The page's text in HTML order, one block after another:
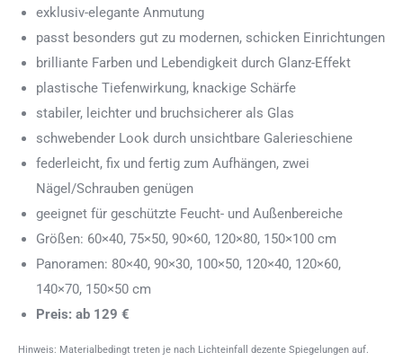
exklusiv-elegante Anmutung
passt besonders gut zu modernen, schicken Einrichtungen
brilliante Farben und Lebendigkeit durch Glanz-Effekt
plastische Tiefenwirkung, knackige Schärfe
stabiler, leichter und bruchsicherer als Glas
schwebender Look durch unsichtbare Galerieschiene
federleicht, fix und fertig zum Aufhängen, zwei
Nägel/Schrauben genügen
geeignet für geschützte Feucht- und Außenbereiche
Größen: 60×40, 75×50, 90×60, 120×80, 150×100 cm
Panoramen: 80×40, 90×30, 100×50, 120×40, 120×60,
140×70, 150×50 cm
Preis: ab 129 €
Hinweis: Materialbedingt treten je nach Lichteinfall dezente Spiegelungen auf.